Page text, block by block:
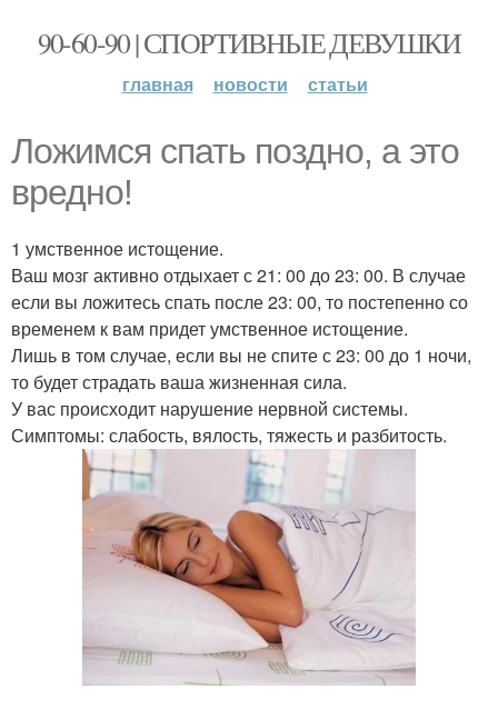
90-60-90 | СПОРТИВНЫЕ ДЕВУШКИ
главная новости статьи
Ложимся спать поздно, а это
вредно!
1 умственное истощение.
Ваш мозг активно отдыхает с 21: 00 до 23: 00. В случае
если вы ложитесь спать после 23: 00, то постепенно со
временем к вам придет умственное истощение.
Лишь в том случае, если вы не спите с 23: 00 до 1 ночи,
то будет страдать ваша жизненная сила.
У вас происходит нарушение нервной системы.
Симптомы: слабость, вялость, тяжесть и разбитость.